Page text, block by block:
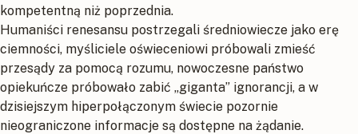
kompetentną niż poprzednia.
Humaniści renesansu postrzegali średniowiecze jako erę
ciemności, myśliciele oświeceniowi próbowali zmieść
przesądy za pomocą rozumu, nowoczesne państwo
opiekuńcze próbowało zabić „giganta” ignorancji, a w
dzisiejszym hiperpołączonym świecie pozornie
nieograniczone informacje są dostępne na żądanie.